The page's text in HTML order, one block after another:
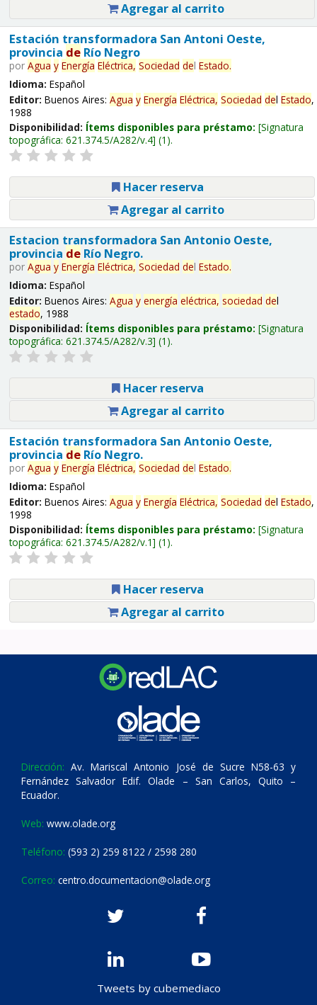
Agregar al carrito
Estación transformadora San Antoni Oeste,
provincia deRío Negro
por Agua y Energía Eléctrica, Sociedad del Estado.
Idioma: Español
Editor: Buenos Aires: Agua y Energía Eléctrica, Sociedad del Estado,
1988
Disponibilidad: Ítems disponibles para préstamo: Signatura
topográfica: 621.374.5/A282/v.4 (1).
Hacer reserva
Agregar al carrito
Estacion transformadora San Antonio Oeste,
provincia deRío Negro.
por Agua y Energía Eléctrica, Sociedad del Estado.
Idioma: Español
Editor: Buenos Aires: Agua y energía eléctrica, sociedad del
estado, 1988
Disponibilidad: Ítems disponibles para préstamo: Signatura
topográfica: 621.374.5/A282/v.3 (1).
Hacer reserva
Agregar al carrito
Estación transformadora San Antonio Oeste,
provincia deRío Negro.
por Agua y Energía Eléctrica, Sociedad del Estado.
Idioma: Español
Editor: Buenos Aires: Agua y Energía Eléctrica, Sociedad del Estado,
1998
Disponibilidad: Ítems disponibles para préstamo: Signatura
topográfica: 621.374.5/A282/v.1 (1).
Hacer reserva
Agregar al carrito
Dirección: Av. Mariscal Antonio José de Sucre N58-63 y
Fernández Salvador Edif. Olade – San Carlos, Quito –
Ecuador.
Web: www.olade.org
Teléfono: (593 2) 259 8122 / 2598 280
Correo: centro.documentacion@olade.org
Tweets by cubemediaco